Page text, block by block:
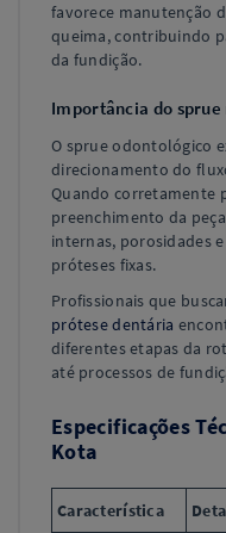
favorece manutenção
queima, contribuindo
da fundição.
Importância do
O sprue odontológico
direcionamento do
Quando corretamente
preenchimento da
internas, porosidades
próteses fixas.
Profissionais que
prótese dentária
diferentes etapas da
até processos de
Especificações
Kota
Característica